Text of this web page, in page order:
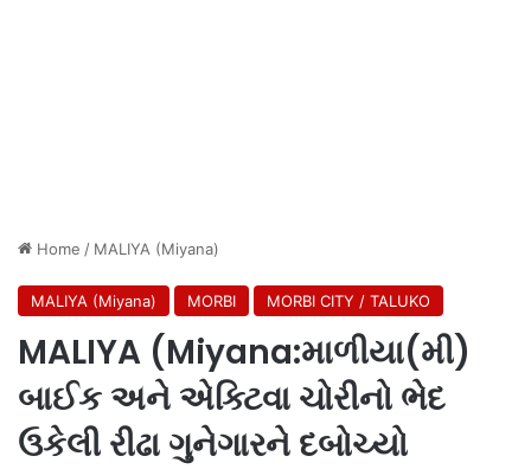
Home / MALIYA (Miyana)
MALIYA (Miyana) MORBI MORBI CITY / TALUKO
MALIYA (Miyana:માળીયા(મી)
બાઈક અને એક્ટિવા ચોરીનો ભેદ
ઉકેલી રીઢા ગુનેગારને દબોચ્યો